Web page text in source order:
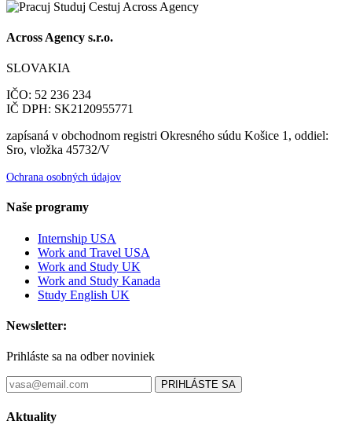
Across Agency s.r.o.
SLOVAKIA
IČO: 52 236 234
IČ DPH: SK2120955771
zapísaná v obchodnom registri Okresného súdu Košice 1, oddiel:
Sro, vložka 45732/V
Ochrana osobných údajov
Naše programy
Internship USA
Work and Travel USA
Work and Study UK
Work and Study Kanada
Study English UK
Newsletter:
Prihláste sa na odber noviniek
PRIHLÁSTE SA
Aktuality